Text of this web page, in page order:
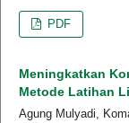
PDF
Meningkatkan
Metode Latihan
Agung Mulyadi,